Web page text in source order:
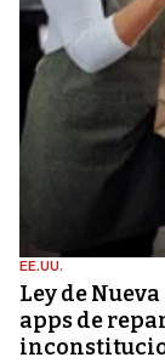
EE.UU.
Ley de
apps de